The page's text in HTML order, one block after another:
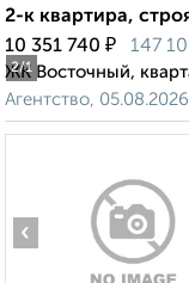
2/1
2-к квартира,
10 351 740 ₽ 147
ЖК Восточный,
Агентство, 05.08.2026
‹